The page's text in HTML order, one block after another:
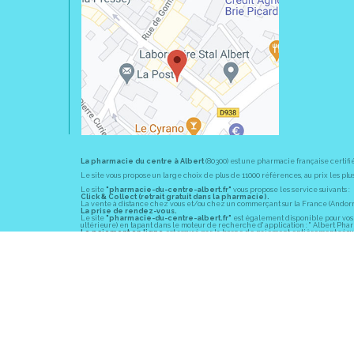
La pharmacie du centre à Albert(80300) est une pharmacie française
Le site vous propose un large choix de plus de 11000 références, au prix les
Le site "pharmacie-du-centre-albert.fr" vous propose les service suivants :
Click & Collect (retrait gratuit dans la pharmacie).
La vente à distance chez vous et/ou chez un commerçant sur la France
La prise de rendez-vous.
Le site "pharmacie-du-centre-albert.fr" est également disponible pour vos
ultérieure) en tapant dans le moteur de recherche d' application : " Albert
Le paiement en ligneest assuré par la borne de paiement entièrement